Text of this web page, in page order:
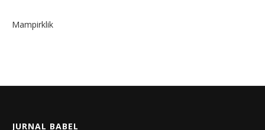
Mampirklik
JURNAL BABEL